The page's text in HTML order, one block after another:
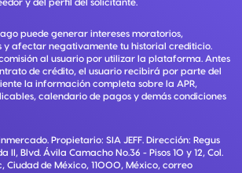
y del perfil del solicitante.
puede generar intereses moratorios,
y afectar negativamente tu historial crediticio.
al usuario por utilizar la plataforma. Antes
de crédito, el usuario recibirá por parte del
la información completa sobre la APR,
calendario de pagos y demás condiciones
. Propietario: SIA JEFF. Dirección: Regus
II, Blvd. Ávila Camacho No.36 - Pisos 10 y 12, Col.
Ciudad de México, 11000, México, correo